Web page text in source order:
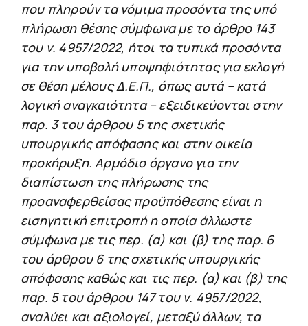
που πληρούν τα νόμιμα προσόντα της υπό
πλήρωση θέσης σύμφωνα με το άρθρο 143
του ν. 4957/2022, ήτοι τα τυπικά προσόντα
για την υποβολή υποψηφιότητας για εκλογή
σε θέση μέλους Δ.Ε.Π., όπως αυτά – κατά
λογική αναγκαιότητα – εξειδικεύονται στην
παρ. 3 του άρθρου 5 της σχετικής
υπουργικής απόφασης και στην οικεία
προκήρυξη. Αρμόδιο όργανο για την
διαπίστωση της πλήρωσης της
προαναφερθείσας προϋπόθεσης είναι η
εισηγητική επιτροπή η οποία άλλωστε
σύμφωνα με τις περ. (α) και (β) της παρ. 6
του άρθρου 6 της σχετικής υπουργικής
απόφασης καθώς και τις περ. (α) και (β) της
παρ. 5 του άρθρου 147 του ν. 4957/2022,
αναλύει και αξιολογεί, μεταξύ άλλων, τα